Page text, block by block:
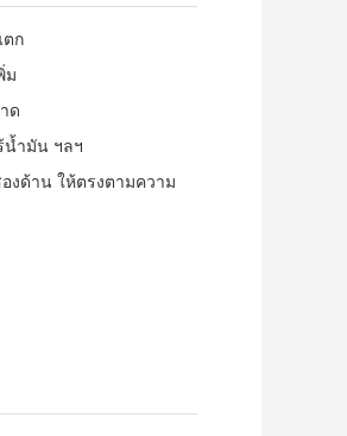
ตก
ม
ด
น้ำมัน ฯลฯ
งด้าน ให้ตรงตามความ